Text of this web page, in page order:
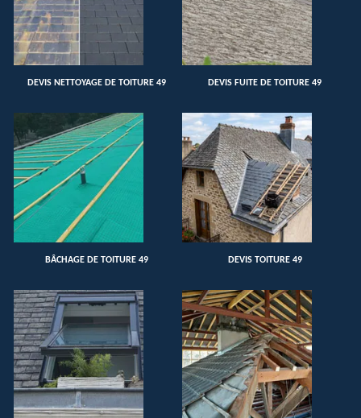
DEVIS NETTOYAGE DE TOITURE 49 DEVIS FUITE DE TOITURE 49
BÂCHAGE DE TOITURE 49 DEVIS TOITURE 49